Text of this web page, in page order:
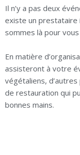
Il n’y a pas deux
existe un prestataire
sommes là pour
En matière
assisteront à votre
végétaliens,
de restauration qui
bonnes mains.